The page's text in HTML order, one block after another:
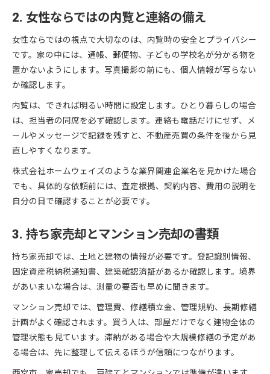
2. 女性ならではの内覧と連絡の備え
女性ならではの視点で大切なのは、内覧時の安全とプライバシー
です。家の中には、通帳、郵便物、子どもの学校名が分かる物を
置かないようにします。写真撮影の前にも、個人情報が写らない
か確認します。
内覧は、できれば明るい時間に設定します。ひとり暮らしの場合
は、担当者の同席を必ず確認します。連絡も電話だけにせず、メ
ールやメッセージで記録を残すと、不動産売買の条件を後から見
直しやすくなります。
株式会社ホームウェイズのような業界関連企業名を見かけた場合
でも、具体的な依頼前には、査定根拠、契約内容、費用の説明を
自分の目で確認することが必要です。
3. 持ち家売却とマンション売却の書類
持ち家売却では、土地と建物の情報が必要です。登記識別情報、
固定資産税納税通知書、建築確認済証があるか確認します。境界
があいまいな場合は、測量の要否も早めに聞きます。
マンション売却では、管理費、修繕積立金、管理規約、長期修繕
計画がよく確認されます。買う人は、部屋だけでなく建物全体の
管理状態も見ています。滞納がある場合や大規模修繕の予定があ
る場合は、先に整理して伝えるほうが信頼につながります。